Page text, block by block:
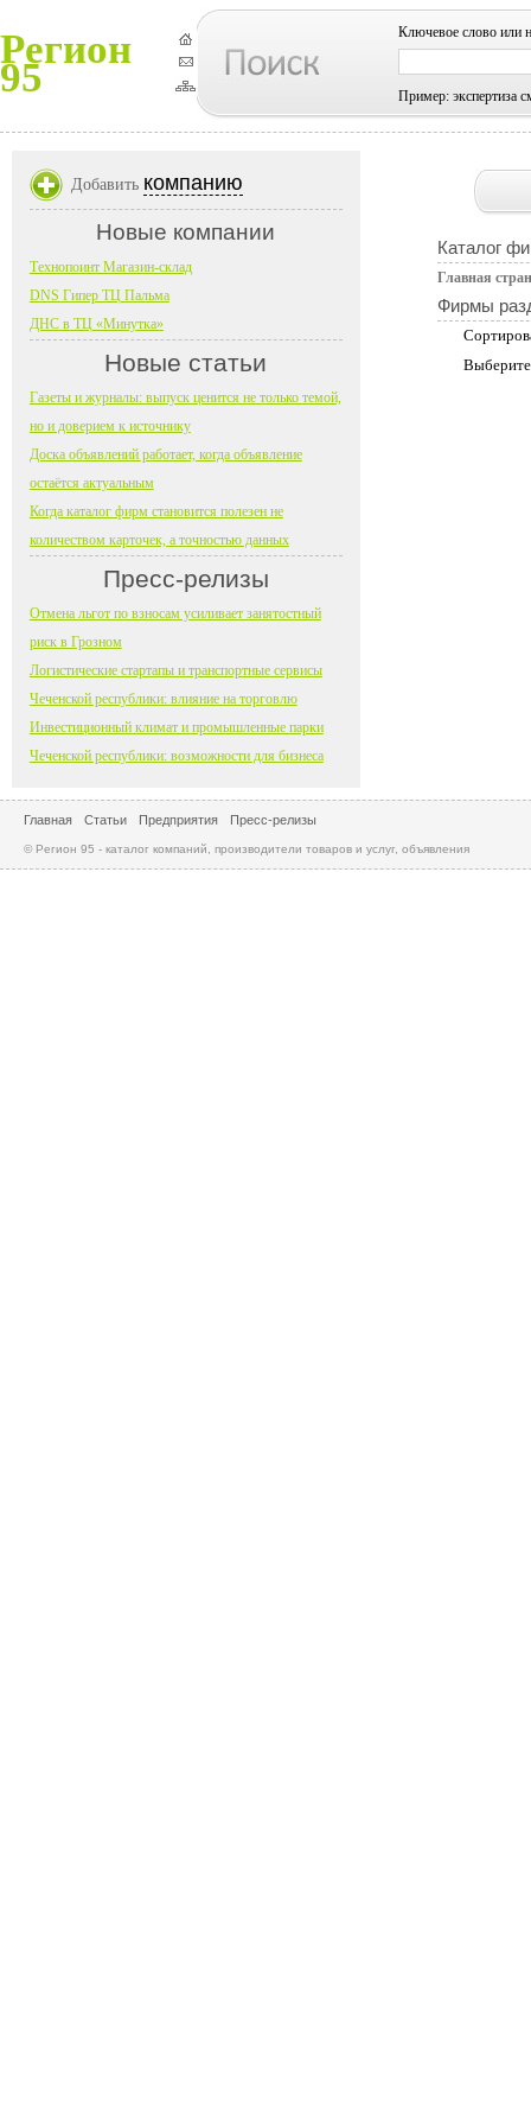
Регион
95
Ключевое слово или
Пример: экспертиза
Каталог
Главная
Фирмы
Добавить компанию
Новые компании
Технопоинт Магазин-склад
DNS Гипер ТЦ Пальма
ДНС в ТЦ «Минутка»
Новые статьи
Газеты и журналы: выпуск ценится не только темой,
но и доверием к источнику
Доска объявлений работает, когда объявление
остаётся актуальным
Когда каталог фирм становится полезен не
количеством карточек, а точностью данных
Пресс-релизы
Отмена льгот по взносам усиливает занятостный
риск в Грозном
Логистические стартапы и транспортные сервисы
Чеченской республики: влияние на торговлю
Инвестиционный климат и промышленные парки
Чеченской республики: возможности для бизнеса
Главная Статьи Предприятия Пресс-релизы
© Регион 95 - каталог компаний, производители товаров и услуг, объявления